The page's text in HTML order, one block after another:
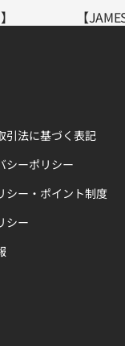
【
引法に基づく表記
シーポリシー
シー・ポイント制度
シー